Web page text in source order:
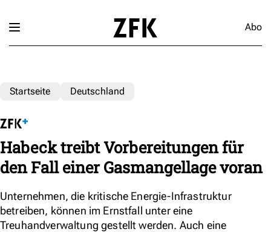
Abo
Startseite Deutschland
Habeck treibt Vorbereitungen für
den Fall einer Gasmangellage voran
Unternehmen, die kritische Energie-Infrastruktur
betreiben, können im Ernstfall unter eine
Treuhandverwaltung gestellt werden. Auch eine